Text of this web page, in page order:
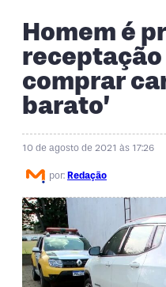
Homem é
receptação
comprar
barato’
10 de agosto de 2021 às 17:26
por: Redação